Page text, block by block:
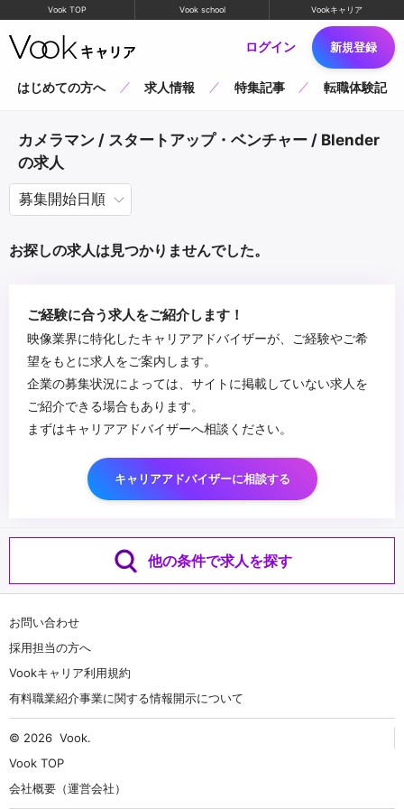
Vook TOP Vook school Vookキャリア
ログイン 新規登録
はじめての方へ 求人情報 特集記事 転職体験記
カメラマン / スタートアップ・ベンチャー / Blender
の求人
お探しの求人は見つかりませんでした。
ご経験に合う求人をご紹介します！
映像業界に特化したキャリアアドバイザーが、ご経験やご希
望をもとに求人をご案内します。
企業の募集状況によっては、サイトに掲載していない求人を
ご紹介できる場合もあります。
まずはキャリアアドバイザーへ相談ください。
キャリアアドバイザーに相談する
他の条件で求人を探す
お問い合わせ
採用担当の方へ
Vookキャリア利用規約
有料職業紹介事業に関する情報開示について
© 2026 Vook.
Vook TOP
会社概要（運営会社）